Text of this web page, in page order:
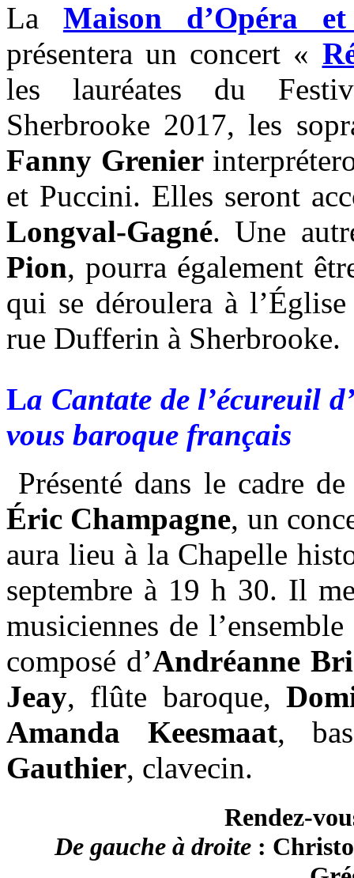
La Maison d’Opéra
présentera un concert «
les lauréates du
Sherbrooke 2017, les
Fanny Grenier
et Puccini. Elles seront
Longval-Gagné. Une
Pion, pourra également
qui se déroulera à
rue Dufferin à Sherbrooke.
La Cantate de l’écureuil
vous baroque français
Présenté dans le cadre
Éric Champagne, un
aura lieu à la Chapelle
septembre à 19 h 30. Il
musiciennes de l’ensemble
composé d’Andréanne
Jeay, flûte baroque,
Amanda Keesmaat,
Gauthier, clavecin.
Rendez-
De gauche à droite :